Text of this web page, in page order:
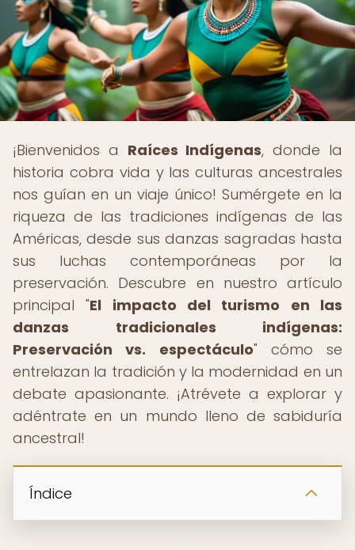
¡Bienvenidos a Raíces Indígenas, donde la
historia cobra vida y las culturas ancestrales
nos guían en un viaje único! Sumérgete en la
riqueza de las tradiciones indígenas de las
Américas, desde sus danzas sagradas hasta
sus luchas contemporáneas por la
preservación. Descubre en nuestro artículo
principal "El impacto del turismo en las
danzas tradicionales indígenas:
Preservación vs. espectáculo" cómo se
entrelazan la tradición y la modernidad en un
debate apasionante. ¡Atrévete a explorar y
adéntrate en un mundo lleno de sabiduría
ancestral!
Índice